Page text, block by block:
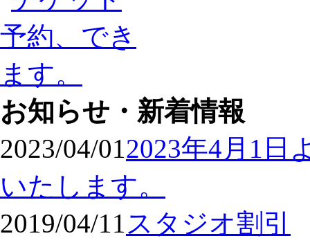
お知らせ・新着情報
2023/04/012023年4月1日
いたします。
2019/04/11 スタジオ割引